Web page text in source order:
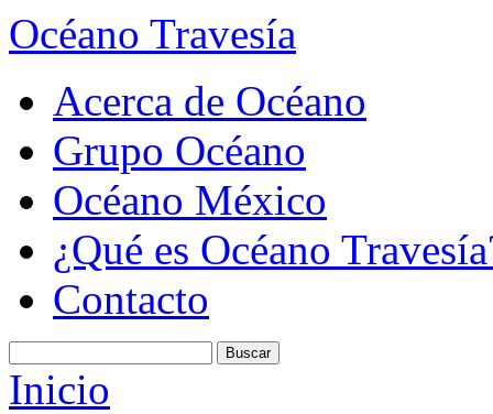
Océano Travesía
Acerca de Océano
Grupo Océano
Océano México
¿Qué es Océano
Contacto
Inicio